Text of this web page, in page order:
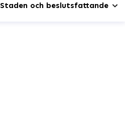
Staden och beslutsfattande